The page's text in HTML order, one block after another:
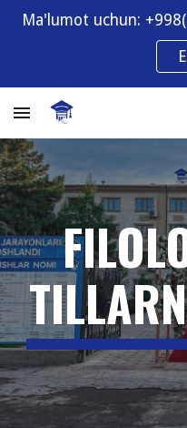
Ma'lumot uchun: